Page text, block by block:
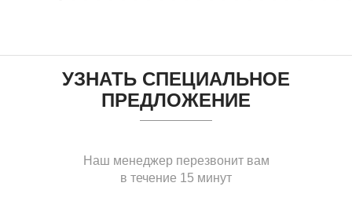
УЗНАТЬ СПЕЦИАЛЬНОЕ
ПРЕДЛОЖЕНИЕ
Наш менеджер перезвонит вам
в течение 15 минут